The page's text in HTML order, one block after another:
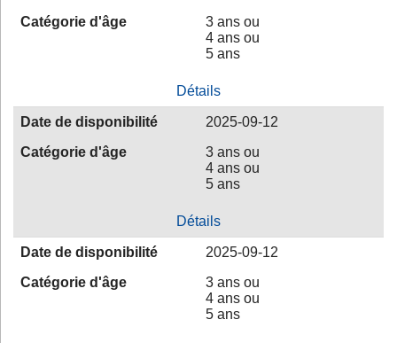
Catégorie d'âge
3 ans ou
4 ans ou
5 ans
Détails
Date de disponibilité
2025-09-12
Catégorie d'âge
3 ans ou
4 ans ou
5 ans
Détails
Date de disponibilité
2025-09-12
Catégorie d'âge
3 ans ou
4 ans ou
5 ans